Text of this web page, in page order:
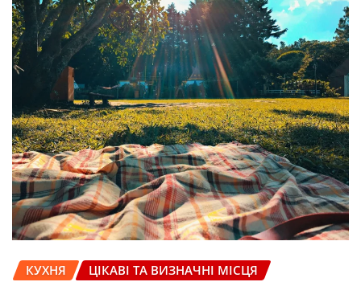
КУХНЯ ЦІКАВІ ТА ВИЗНАЧНІ МІСЦЯ